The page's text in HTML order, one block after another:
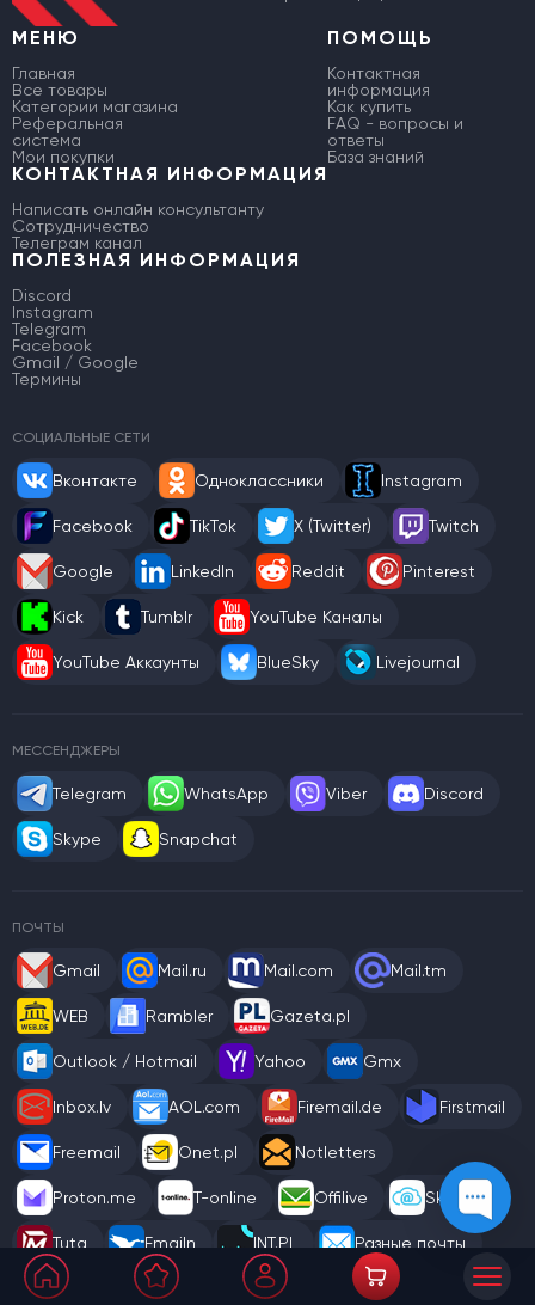
МЕНЮ
Главная
Все товары
Категории магазина
Реферальная
система
Мои покупки
ПОМОЩЬ
Контактная
информация
Как купить
FAQ - вопросы и
ответы
База знаний
КОНТАКТНАЯ ИНФОРМАЦИЯ
Написать онлайн консультанту
Сотрудничество
Телеграм канал
ПОЛЕЗНАЯ ИНФОРМАЦИЯ
Discord
Instagram
Telegram
Facebook
Gmail / Google
Термины
СОЦИАЛЬНЫЕ СЕТИ
Вконтакте Одноклассники Instagram
Facebook TikTok X (Twitter) Twitch
Google LinkedIn Reddit Pinterest
Kick Tumblr YouTube Каналы
YouTube Аккаунты BlueSky Livejournal
МЕССЕНДЖЕРЫ
Telegram WhatsApp Viber Discord
Skype Snapchat
ПОЧТЫ
Gmail Mail.ru Mail.com Mail.tm
WEB Rambler Gazeta.pl
Outlook / Hotmail Yahoo Gmx
Inbox.lv AOL.com Firemail.de Firstmail
Freemail Onet.pl Notletters
Proton.me T-online Offilive Skymail
Tuta Emailn INT.PL Разные почты